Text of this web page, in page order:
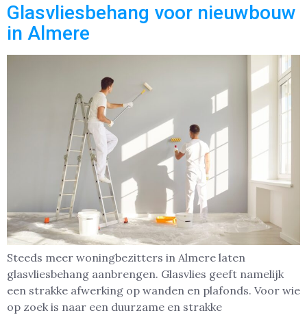
Glasvliesbehang voor nieuwbouw
in Almere
Steeds meer woningbezitters in Almere laten
glasvliesbehang aanbrengen. Glasvlies geeft namelijk
een strakke afwerking op wanden en plafonds. Voor wie
op zoek is naar een duurzame en strakke